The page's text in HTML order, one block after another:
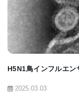
BioQuick News:
Influenza Virus">
abstract
"> [
H5N1鳥インフルエ
2025.03.03